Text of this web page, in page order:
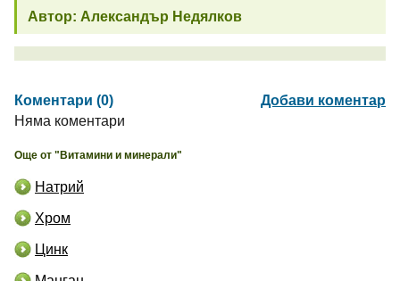
Автор: Александър Недялков
Коментари (0)
Добави коментар
Няма коментари
Още от "Витамини и минерали"
Натрий
Хром
Цинк